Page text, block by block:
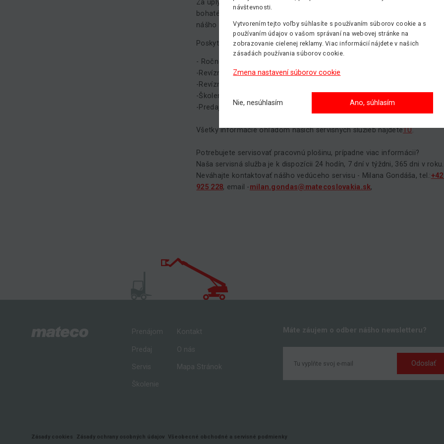
Za uplynulých viac ako 20 rokov činnosti má náš tím servisných technikov
bohaté skúsenosti akompletné vybavenie pre vykonávanie tejto dôležitej
nášho biznisu.
Poskytujeme:
- Ročné prehliadky strojov
-Revízne skúšky elektro
-Revízne skúšky zdvíhacieho zariadenia
-Školenie obsluhy pracovných plošín
-Predaj náhradných dielov pre pracovné plošiny
Všetky informácie ohľadom našich servisných služieb nájdeteTU.
Potrebujete servisovať pracovnú plošinu, prípadne viac informácii?
Naša servisná služba je k dispozícii 24 hodín, 7 dní v týždni, 365 dni v roku.
Neváhajte kontaktovať nášho vedúceho servisu - Milana Gondáša, tel.:
925 228, email -milan.gondas@matecoslovakia.sk,
Prenájom
Predaj
Servis
Školenie
Kontakt
O nás
Mapa Stránok
Máte záujem o odber nášho newsletteru?
Odoslať
Zásady cookies Zásady ochrany osobných údajov Všeobecné obchodné a servisné podmienky
návštevnosti.
Vytvorením tejto voľby súhlasíte s používaním súborov cookie a s
používaním údajov o vašom správaní na webovej stránke na
zobrazovanie cielenej reklamy. Viac informácií nájdete v našich
zásadách používania súborov cookie.
Zmena nastavení súborov cookie
Nie, nesúhlasím Ano, súhlasím